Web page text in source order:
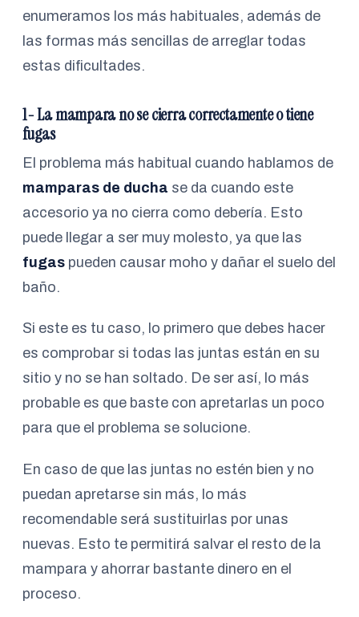
enumeramos los más habituales, además de
las formas más sencillas de arreglar todas
estas dificultades.
1- La mampara no se cierra correctamente o tiene
fugas
El problema más habitual cuando hablamos de
mamparas de ducha se da cuando este
accesorio ya no cierra como debería. Esto
puede llegar a ser muy molesto, ya que las
fugas pueden causar moho y dañar el suelo del
baño.
Si este es tu caso, lo primero que debes hacer
es comprobar si todas las juntas están en su
sitio y no se han soltado. De ser así, lo más
probable es que baste con apretarlas un poco
para que el problema se solucione.
En caso de que las juntas no estén bien y no
puedan apretarse sin más, lo más
recomendable será sustituirlas por unas
nuevas. Esto te permitirá salvar el resto de la
mampara y ahorrar bastante dinero en el
proceso.